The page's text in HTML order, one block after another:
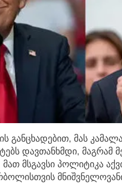
მას
დავთანხმდი, მაგრამ
მათ მსგავსი პოლიტიკა